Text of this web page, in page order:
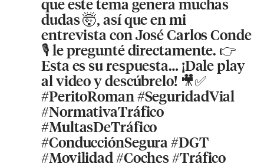
que este tema genera muchas
dudas 🤯, así que en mi
entrevista con José Carlos Conde
🎙️ le pregunté directamente. 👉
Esta es su respuesta… ¡Dale play
al video y descúbrelo! 🎥✅
#PeritoRoman #SeguridadVial
#NormativaTráfico
#MultasDeTráfico
#ConducciónSegura #DGT
#Movilidad #Coches #Tráfico